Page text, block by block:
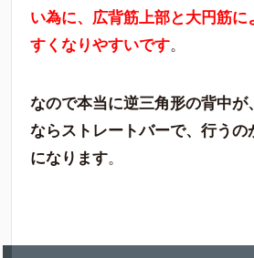
い為に、広背筋上部と大円筋に
すくなりやすいです。
なので本当に逆三角形の背中が
ならストレートバーで、行うの
になります。